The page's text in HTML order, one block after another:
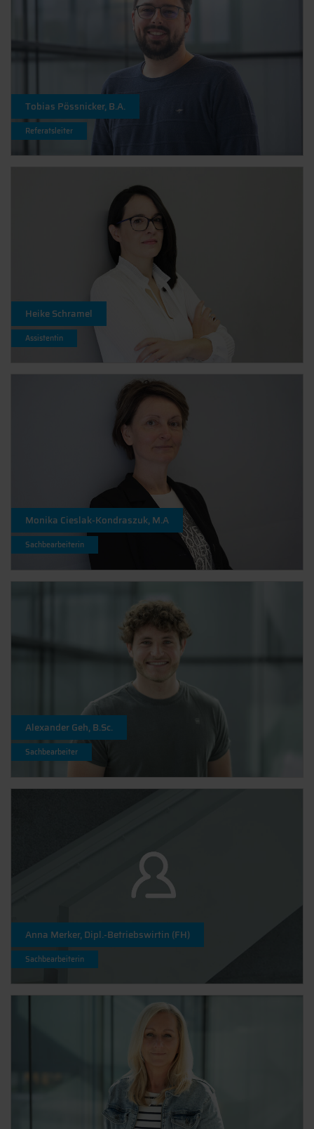
Tobias Pössnicker, B.A.
Referatsleiter
Heike Schramel
Assistentin
Monika Cieslak-Kondraszuk, M.A
Sachbearbeiterin
Alexander Geh, B.Sc.
Sachbearbeiter
Anna Merker, Dipl.-Betriebswirtin (FH)
Sachbearbeiterin